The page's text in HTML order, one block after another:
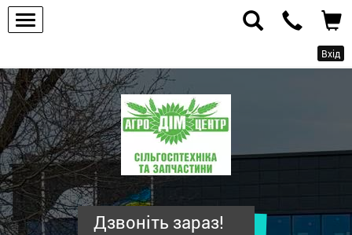
Вхід
ПП
"Агродім-
центр"
-
продаж
сільськогосподарської
техніки
та
Дзвоніть зараз!